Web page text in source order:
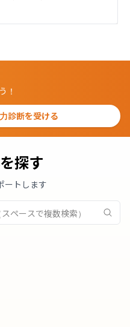
！
診断を受ける
探す
ートします